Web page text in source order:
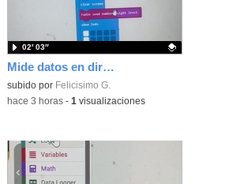
Mide datos en directo usando tu placa microbit y programando con MakeCode dos placas conectadas por radio
Contenido educativo.
subido por Felicisimo G.
02′ 03″
-hace 3 horas- 1 visualizaciones